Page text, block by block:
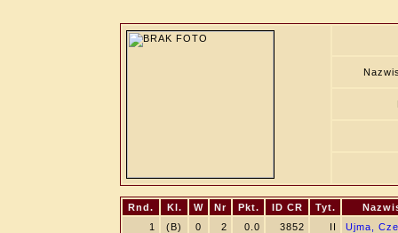
Rnd. Kl. W Nr Pkt. ID CR Tyt.
1
(B) 0 2 0.0 3852 II
Ujma,